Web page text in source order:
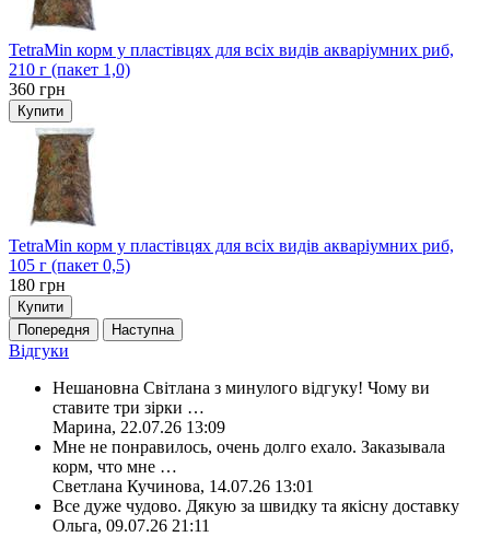
TetraMin корм у пластівцях для всіх видів акваріумних риб,
210 г (пакет 1,0)
360 грн
Купити
TetraMin корм у пластівцях для всіх видів акваріумних риб,
105 г (пакет 0,5)
180 грн
Купити
Попередня
Наступна
Відгуки
Нешановна Світлана з минулого відгуку! Чому ви
ставите три зірки …
Марина, 22.07.26 13:09
Мне не понравилось, очень долго ехало. Заказывала
корм, что мне …
Светлана Кучинова, 14.07.26 13:01
Все дуже чудово. Дякую за швидку та якісну доставку
Ольга, 09.07.26 21:11